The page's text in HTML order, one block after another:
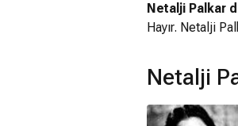
Netalji Palkar
Hayır. Netalji
Netalji